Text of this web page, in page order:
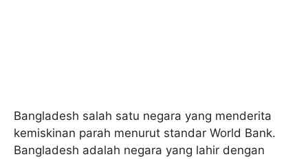
Bangladesh salah satu negara yang menderita
kemiskinan parah menurut standar World Bank.
Bangladesh adalah negara yang lahir dengan